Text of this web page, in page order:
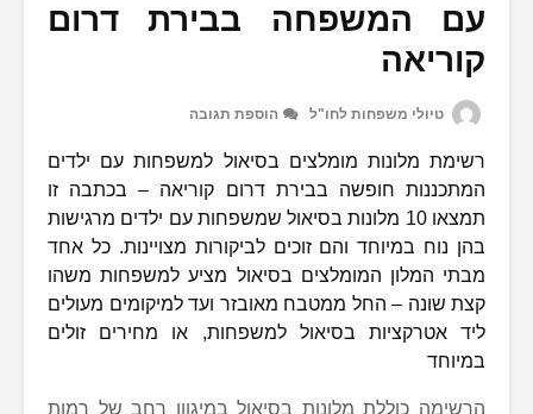
עם המשפחה בבירת דרום
קוריאה
טיולי משפחות לחו"ל הוספת תגובה
רשימת מלונות מומלצים בסיאול למשפחות עם ילדים
המתכננות חופשה בבירת דרום קוריאה – בכתבה זו
תמצאו 10 מלונות בסיאול שמשפחות עם ילדים מרגישות
בהן נוח במיוחד והם זוכים לביקורות מצויינות. כל אחד
מבתי המלון המומלצים בסיאול מציע למשפחות משהו
קצת שונה – החל ממטבח מאובזר ועד למיקומים מעולים
ליד אטרקציות בסיאול למשפחות, או מחירים זולים
במיוחד
הרשימה כוללת מלונות בסיאול במיגוון רחב של רמות